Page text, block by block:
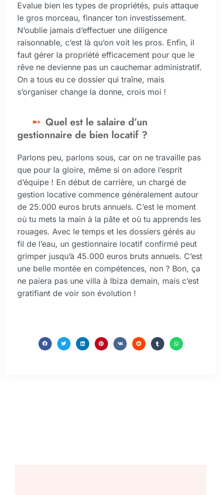
Evalue bien les types de propriétés, puis attaque
le gros morceau, financer ton investissement.
N’oublie jamais d’effectuer une diligence
raisonnable, c’est là qu’on voit les pros. Enfin, il
faut gérer la propriété efficacement pour que le
rêve ne devienne pas un cauchemar administratif.
On a tous eu ce dossier qui traîne, mais
s’organiser change la donne, crois moi !
Quel est le salaire d’un
gestionnaire de bien locatif ?
Parlons peu, parlons sous, car on ne travaille pas
que pour la gloire, même si on adore l’esprit
d’équipe ! En début de carrière, un chargé de
gestion locative commence généralement autour
de 25.000 euros bruts annuels. C’est le moment
où tu mets la main à la pâte et où tu apprends les
rouages. Avec le temps et les dossiers gérés au
fil de l’eau, un gestionnaire locatif confirmé peut
grimper jusqu’à 45.000 euros bruts annuels. C’est
une belle montée en compétences, non ? Bon, ça
ne paiera pas une villa à Ibiza demain, mais c’est
gratifiant de voir son évolution !